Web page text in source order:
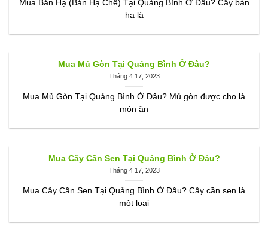
Mua Bán Hạ (Bán Hạ Chế) Tại Quảng Bình Ở Đâu? Cây bán
hạ là
Mua Mủ Gòn Tại Quảng Bình Ở Đâu?
Tháng 4 17, 2023
Mua Mủ Gòn Tại Quảng Bình Ở Đâu? Mủ gòn được cho là
món ăn
Mua Cây Cần Sen Tại Quảng Bình Ở Đâu?
Tháng 4 17, 2023
Mua Cây Cần Sen Tại Quảng Bình Ở Đâu? Cây cần sen là
một loại